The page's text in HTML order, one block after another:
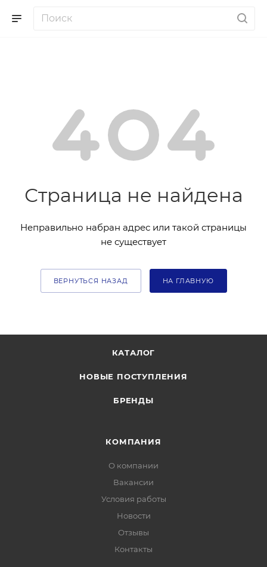
Страница не найдена
Неправильно набран адрес или такой страницы
не существует
ВЕРНУТЬСЯ НАЗАД НА ГЛАВНУЮ
КАТАЛОГ
НОВЫЕ ПОСТУПЛЕНИЯ
БРЕНДЫ
КОМПАНИЯ
О компании
Вакансии
Условия работы
Новости
Отзывы
Контакты